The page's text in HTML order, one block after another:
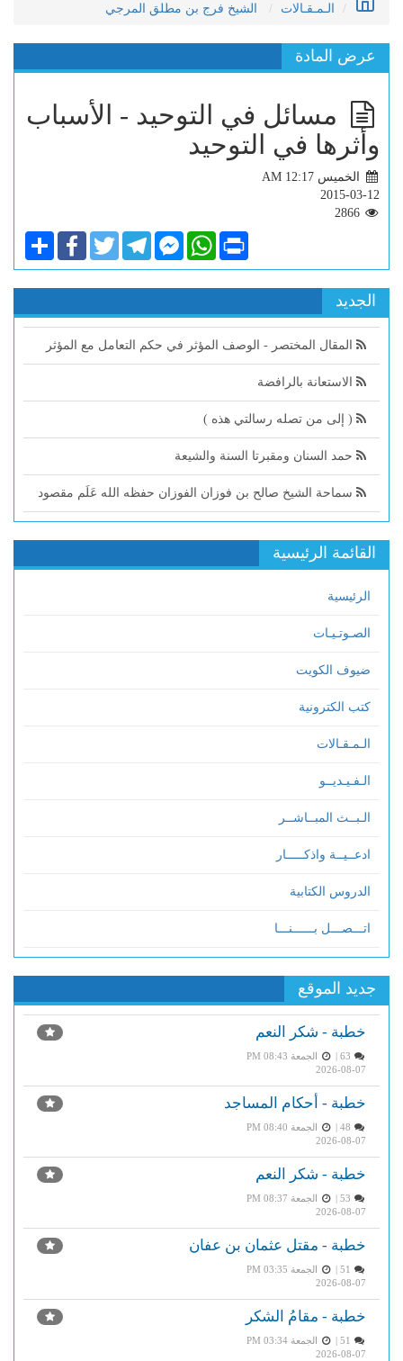
الـمـقـالات الشيخ فرج بن مطلق المرجي
عرض المادة
مسائل في التوحيد - الأسباب
وأثرها في التوحيد
الخميس AM 12:17
2015-03-12
ShareFacebookTwitterTelegramFacebook
Messenger
WhatsApp Print
الجديد
المقال المختصر - الوصف المؤثر في حكم التعامل مع المؤثر
الاستعانة بالرافضة
( إلى من تصله رسالتي هذه )
حمد السنان ومقبرتا السنة والشيعة
سماحة الشيخ صالح بن فوزان الفوزان حفظه الله عَلَم مقصود
القائمة الرئيسية
الرئيسية
الصـوتـيـات
ضيوف الكويت
كتب الكترونية
الـمـقـالات
الـفـيـديــو
الـبــث المبــاشــر
ادعــيــة واذكـــــار
الدروس الكتابية
اتـــصـــل بــــــنـــا
جديد الموقع
خطبة - شكر النعم
الجمعة PM 08:43
2026-08-07
خطبة - أحكام المساجد
الجمعة PM 08:40
2026-08-07
خطبة - شكر النعم
الجمعة PM 08:37
2026-08-07
خطبة - مقتل عثمان بن عفان
الجمعة PM 03:35
2026-08-07
خطبة - مقامُ الشكر
الجمعة PM 03:34
2026-08-07